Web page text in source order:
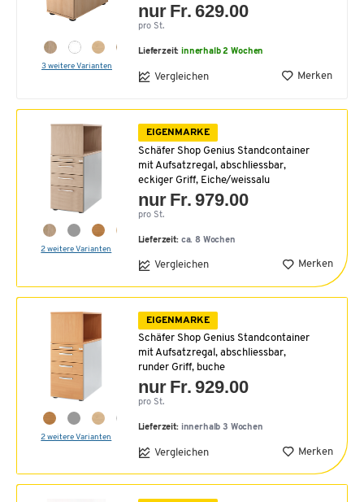
3 weitere Varianten
nur Fr. 629.00
pro St.
Lieferzeit:innerhalb 2 Wochen
Vergleichen Merken
2 weitere Varianten
EIGENMARKE
Schäfer Shop Genius Standcontainer
mit Aufsatzregal, abschliessbar,
eckiger Griff, Eiche/weissalu
nur Fr. 979.00
pro St.
Lieferzeit: ca. 8 Wochen
Vergleichen Merken
2 weitere Varianten
EIGENMARKE
Schäfer Shop Genius Standcontainer
mit Aufsatzregal, abschliessbar,
runder Griff, buche
nur Fr. 929.00
pro St.
Lieferzeit: innerhalb 3 Wochen
Vergleichen Merken